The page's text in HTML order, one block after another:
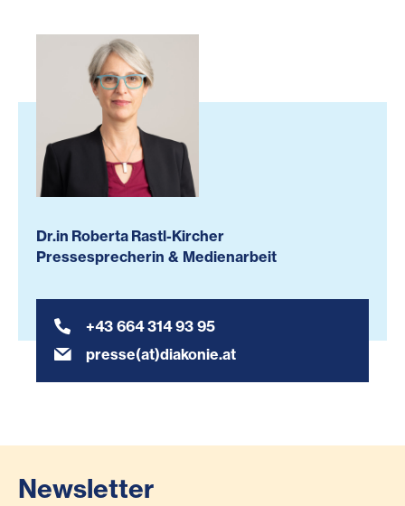
Dr.in Roberta Rastl-Kircher
Pressesprecherin & Medienarbeit
+43 664 314 93 95
presse(at)diakonie.at
Newsletter